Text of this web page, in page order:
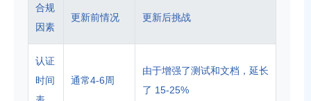
合规
因素
更新前情况 更新后挑战
认证
时间
通常4-6周
由于增强了测试和文档，延长
了 15-25%